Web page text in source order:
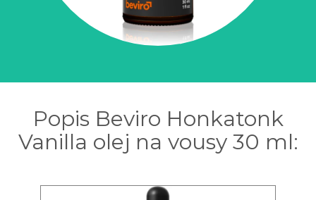
Popis Beviro Honkatonk
Vanilla olej na vousy 30 ml: